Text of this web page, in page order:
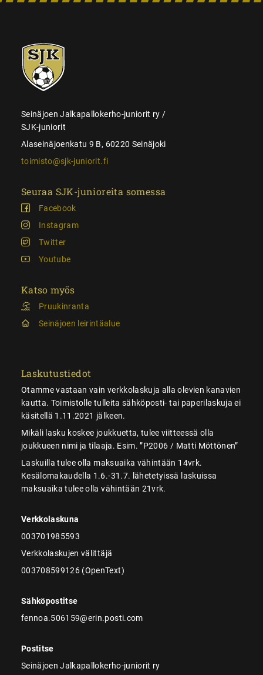
SJK-
juniorit
Seinäjoen Jalkapallokerho-juniorit ry /
SJK-juniorit
Alaseinäjoenkatu 9 B, 60220 Seinäjoki
toimisto@sjk-juniorit.fi
Seuraa SJK-junioreita somessa
Facebook
Instagram
Twitter
Youtube
Katso myös
Pruukinranta
Seinäjoen leirintäalue
Laskutustiedot
Otamme vastaan vain verkkolaskuja alla olevien kanavien
kautta. Toimistolle tulleita sähköposti- tai paperilaskuja ei
käsitellä 1.11.2021 jälkeen.
Mikäli lasku koskee joukkuetta, tulee viitteessä olla
joukkueen nimi ja tilaaja. Esim. ”P2006 / Matti Möttönen”
Laskuilla tulee olla maksuaika vähintään 14vrk.
Kesälomakaudella 1.6.-31.7. lähetetyissä laskuissa
maksuaika tulee olla vähintään 21vrk.
Verkkolaskuna
003701985593
Verkkolaskujen välittäjä
003708599126 (OpenText)
Sähköpostitse
fennoa.506159@erin.posti.com
Postitse
Seinäjoen Jalkapallokerho-juniorit ry